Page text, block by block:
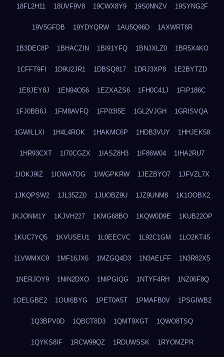
18FL2H11 18UVF9V8 19CWX8Y9 19S0NNZV 19SYNG2F
19V5GFDB 19YDYQRW 1AU5Q96D 1AXWRT6R
1B3DEC8P 1BHACZIN 1BI91YFQ 1BNJXLZ0 1BR5X4KO
1CFFT9FI 1D9U2JR1 1DBSQ817 1DRJ3XP8 1E2BYTZD
1E8JEY8J 1EN94O56 1EZXAZS6 1FH0C41J 1FIP186C
1FJ0BB6J 1FM8AVFQ 1FP03I5E 1GL2VJGH 1GRISVQA
1GWILLXI 1H4L4ROK 1HAKMC6P 1HDB3VUY 1HHJEK58
1HR93CXT 1I70CGZX 1IASZ8H3 1IF86W04 1IHA2RU7
1IOKJ9IZ 1IOWA7OG 1IWGPKRW 1JEZBYO7 1JFVZL7X
1JKQPSW2 1JL35ZZ0 1JUOBZ9U 1JZ9UNM8 1K1OOBX2
1KJONM1Y 1KJVH227 1KMG68BO 1KQW0D9E 1KUB22OP
1KUC7YQ5 1KVUSEU1 1L0EECVC 1L92C1GM 1LO2KT45
1LVWMXC9 1MF16JX6 1MZGQ4D3 1N3AELFF 1N3R82X5
1NERJOY9 1NIN2DXO 1NIPGIQG 1NTYF4RH 1NZ06F8Q
1OELGBE2 1OUI6BYG 1PET0A5T 1PMAFB0V 1PSGIWB2
1Q3BPV0D 1QBCT8D3 1QMT9XGT 1QWO8TSQ
1QYKS8IF 1RCW99QZ 1RDUWSSK 1RYOMZPR